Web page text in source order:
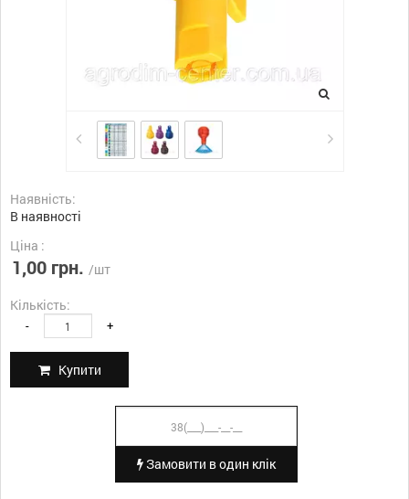
Наявність:
В наявності
Ціна :
1,00 грн. /шт
Кількість:
- +
Купити
Замовити в один клік